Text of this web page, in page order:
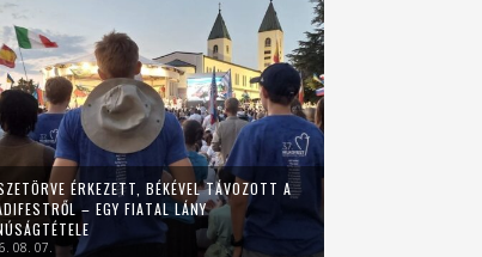
ÉRKEZETT, BÉKÉVEL TÁVOZOTT A
– EGY FIATAL LÁNY
08. 07.